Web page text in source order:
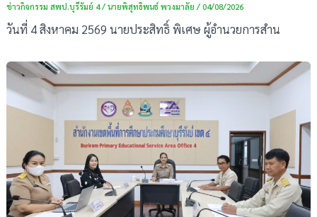
ข่าวกิจกรรม สพป.บุรีรัมย์ 4/ นายพิสุทธิพนธ์ พวงมาลัย / 04/08/2026
วันที่ 4 สิงหาคม 2569 นายประสิทธิ์ พิเศษ ผู้อำนวยการสำน